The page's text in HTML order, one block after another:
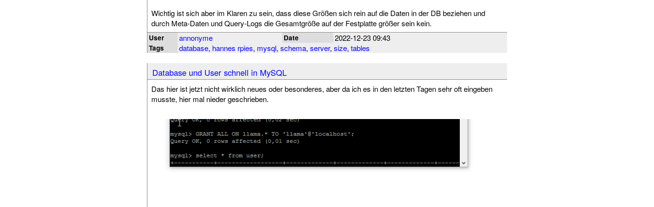
Wichtig ist sich aber im Klaren zu sein, dass diese Größen sich rein auf die Daten in der DB beziehen und
durch Meta-Daten und Query-Logs die Gesamtgröße auf der Festplatte größer sein kein.
User annonyme Date 2022-12-23 09:43
Tags database, hannes rpies, mysql, schema, server, size, tables
Database und User schnell in MySQL
Das hier ist jetzt nicht wirklich neues oder besonderes, aber da ich es in den letzten Tagen sehr oft eingeben
musste, hier mal nieder geschrieben.